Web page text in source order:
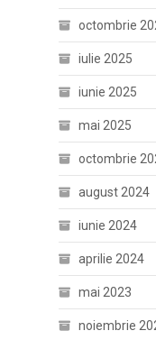
octombrie
iulie 2025
iunie 2025
mai 2025
octombrie
august 2024
iunie 2024
aprilie 2024
mai 2023
noiembrie